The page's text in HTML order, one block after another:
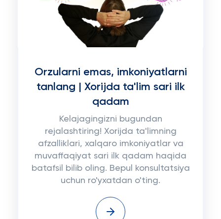
Orzularni emas, imkoniyatlarni
tanlang | Xorijda ta'lim sari ilk
qadam
Kelajagingizni bugundan
rejalashtiring! Xorijda ta'limning
afzalliklari, xalqaro imkoniyatlar va
muvaffaqiyat sari ilk qadam haqida
batafsil bilib oling. Bepul konsultatsiya
uchun ro'yxatdan o'ting.